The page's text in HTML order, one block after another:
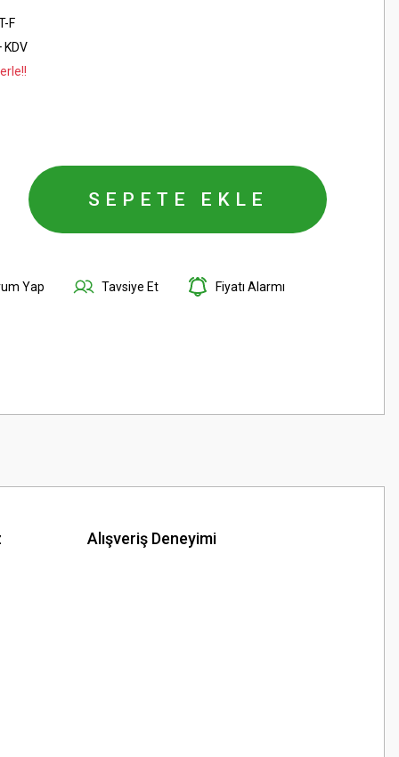
F
KDV
SEPETE EKLE
Yap Tavsiye Et Fiyatı Alarmı
Alışveriş Deneyimi